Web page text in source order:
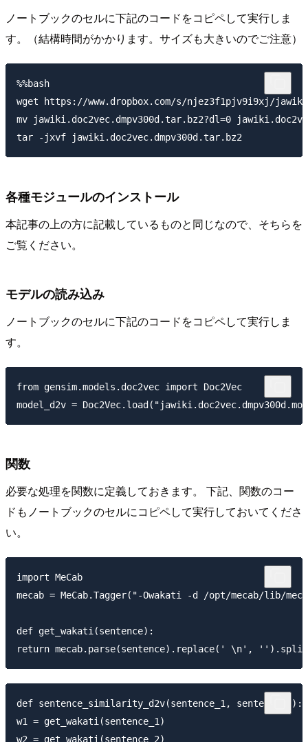
ノートブックのセルに下記のコードをコピペして実行しま
す。（結構時間がかかります。サイズも大きいのでご注意）
%%bash
wget https://www.dropbox.com/s/njez3f1pjv9i9xj/
mv jawiki.doc2vec.dmpv300d.tar.bz2?dl=0
各種モジュールのインストール
本記事の上の方に記載しているものと同じなので、そちらを
ご覧ください。
モデルの読み込み
ノートブックのセルに下記のコードをコピペして実行しま
す。
from gensim.models.doc2vec import Doc2Vec
関数
必要な処理を関数に定義しておきます。 下記、関数のコー
ドもノートブックのセルにコピペして実行しておいてくださ
い。
import MeCab
mecab = MeCab.Tagger("-Owakati -d /opt/mecab/lib/
def get_wakati(sentence):
def sentence_similarity_d2v(sentence_1, sentence_2):
w1 = get_wakati(sentence_1)
w2 = get_wakati(sentence_2)